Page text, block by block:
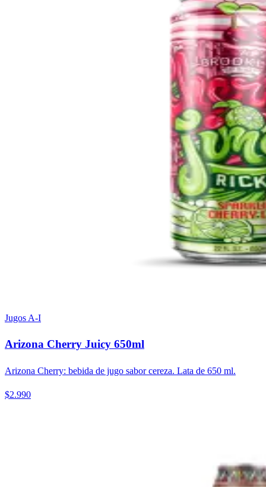
Jugos A-I
Arizona Cherry Juicy 650ml
Arizona Cherry: bebida de jugo sabor cereza. Lata de 650 ml.
$2.990